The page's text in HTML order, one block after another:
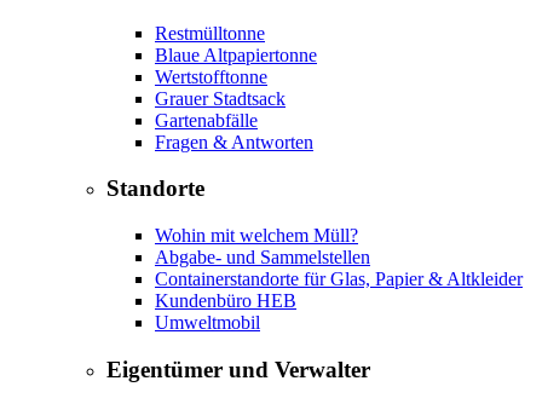
Restmülltonne
Blaue Altpapiertonne
Wertstofftonne
Grauer Stadtsack
Gartenabfälle
Fragen & Antworten
Standorte
Wohin mit welchem Müll?
Abgabe- und Sammelstellen
Containerstandorte für Glas, Papier & Altkleider
Kundenbüro HEB
Umweltmobil
Eigentümer und Verwalter